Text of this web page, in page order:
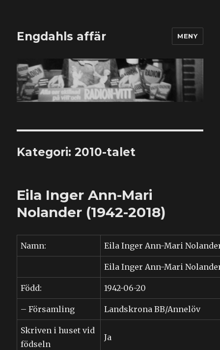
Engdahls affär MENY
Kategori:2010-talet
Eila Inger Ann-Mari
Nolander (1942-2018)
Namn: Eila Inger Ann-Mari
Eila Inger Ann-Mari
Född: 1942-06-20
– Församling Landskrona BB/Annelöv
Skriven i huset vid
födseln
Ja